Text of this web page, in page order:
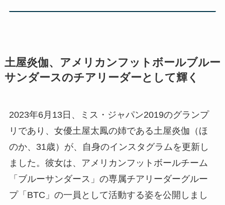
土屋炎伽、アメリカンフットボールブルー
サンダースのチアリーダーとして輝く
2023年6月13日、ミス・ジャパン2019のグランプ
リであり、女優土屋太鳳の姉である土屋炎伽（ほ
のか、31歳）が、自身のインスタグラムを更新し
ました。彼女は、アメリカンフットボールチーム
「ブルーサンダース」の専属チアリーダーグルー
プ「BTC」の一員として活動する姿を公開しまし